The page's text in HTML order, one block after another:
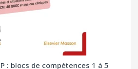
: blocs de compétences 1 à 5